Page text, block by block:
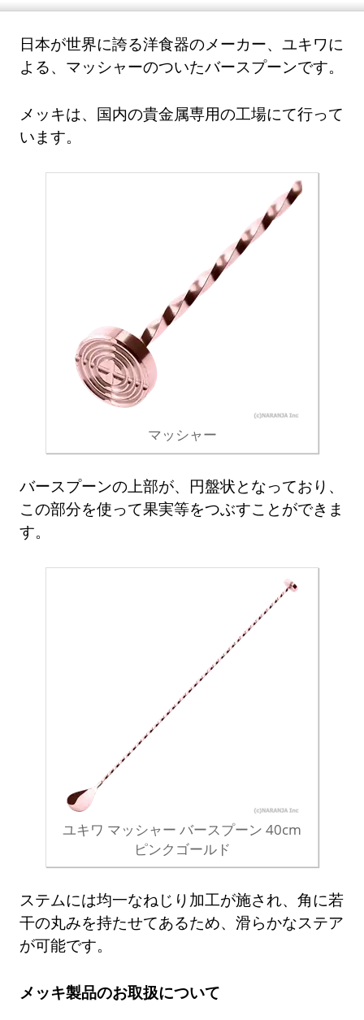
日本が世界に誇る洋食器のメーカー、ユキワに
よる、マッシャーのついたバースプーンです。
メッキは、国内の貴金属専用の工場にて行って
います。
マッシャー
バースプーンの上部が、円盤状となっており、
この部分を使って果実等をつぶすことができま
す。
ユキワ マッシャー バースプーン 40cm
ピンクゴールド
ステムには均一なねじり加工が施され、角に若
干の丸みを持たせてあるため、滑らかなステア
が可能です。
メッキ製品のお取扱について